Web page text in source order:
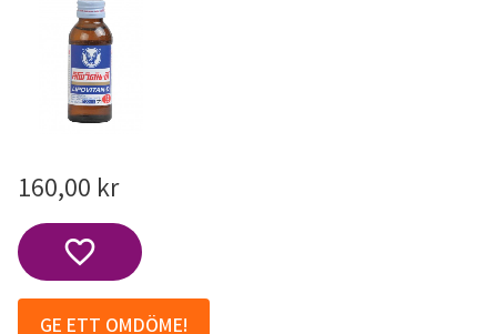
160,00 kr
Lägg till i favoriter
GE ETT OMDÖME!